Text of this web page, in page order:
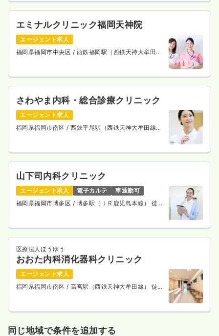
エミナルクリニック福岡天神院
エージェント求人
福岡県福岡市中央区 / 西鉄福岡駅（西鉄天神大牟田
さわやま内科・総合診療クリニック
エージェント求人
福岡県福岡市南区/ 西鉄平尾駅（西鉄天神大牟田線）
山下司内科クリニック
エージェント求人 電子カルテ
車通勤可
福岡県福岡市博多区 / 博多駅（ＪＲ鹿児島本線） 徒歩
医療法人ほうゆう
おおた内科消化器科クリニック
エージェント求人
福岡県福岡市南区/ 高宮駅（西鉄天神大牟田線） 徒歩
同じ地域で条件を追加する